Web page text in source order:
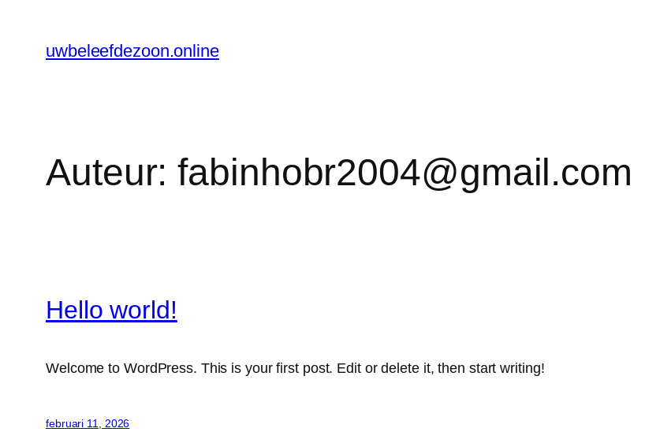
uwbeleefdezoon.online
Auteur:fabinhobr2004@gmail.com
Hello world!
Welcome to WordPress. This is your first post. Edit or delete it, then start writing!
februari 11, 2026